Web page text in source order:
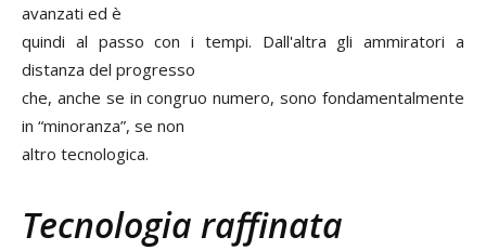
avanzati ed è
quindi al passo con i tempi. Dall'altra gli ammiratori a
distanza del progresso
che, anche se in congruo numero, sono fondamentalmente
in “minoranza”, se non
altro tecnologica.
Tecnologia raffinata